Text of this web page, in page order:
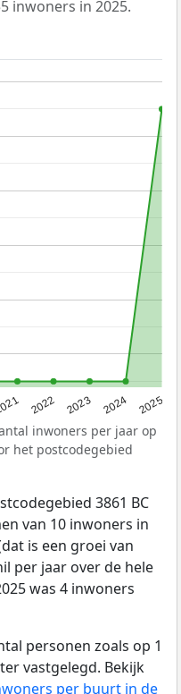
inwoners in 2025.
2022 2023 2024 2025
inwoners per jaar op
het postcodegebied
3861 BC
van 10 inwoners in
is een groei van
per jaar over de hele
was 4 inwoners
personen zoals op 1
vastgelegd. Bekijk
per buurt in de